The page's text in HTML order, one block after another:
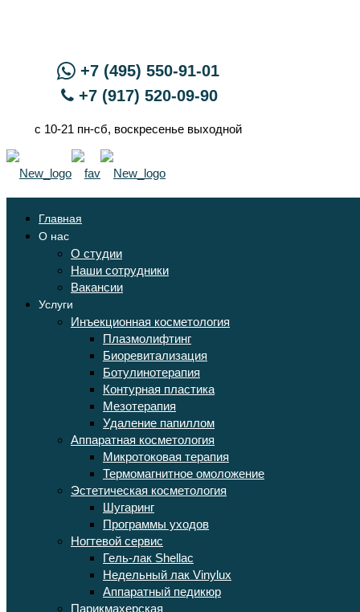
+7 (495) 550-91-01
+7 (917) 520-09-90
с 10-21 пн-сб, воскресенье выходной
Главная
О нас
О студии
Наши сотрудники
Вакансии
Услуги
Инъекционная косметология
Плазмолифтинг
Биоревитализация
Ботулинотерапия
Контурная пластика
Мезотерапия
Удаление папиллом
Аппаратная косметология
Микротоковая терапия
Термомагнитное омоложение
Эстетическая косметология
Шугаринг
Программы уходов
Ногтевой сервис
Гель-лак Shellac
Недельный лак Vinylux
Аппаратный педикюр
Парикмахерская